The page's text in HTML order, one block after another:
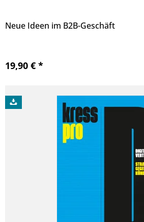
Neue Ideen im B2B-Geschäft
19,90 € *